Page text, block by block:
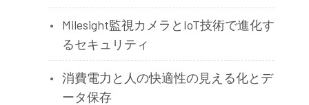
Milesight監視カメラとIoT技術で進化す
るセキュリティ
消費電力と人の快適性の見える化とデ
ータ保存